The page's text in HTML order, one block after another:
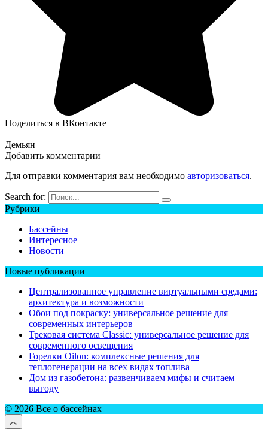
Поделиться в ВКонтакте
Демьян
Добавить комментарии
Для отправки комментария вам необходимо авторизоваться.
Search for:
Рубрики
Бассейны
Интересное
Новости
Новые публикации
Централизованное управление виртуальными средами:
архитектура и возможности
Обои под покраску: универсальное решение для
современных интерьеров
Трековая система Classic: универсальное решение для
современного освещения
Горелки Oilon: комплексные решения для
теплогенерации на всех видах топлива
Дом из газобетона: развенчиваем мифы и считаем
выгоду
© 2026 Все о бассейнах